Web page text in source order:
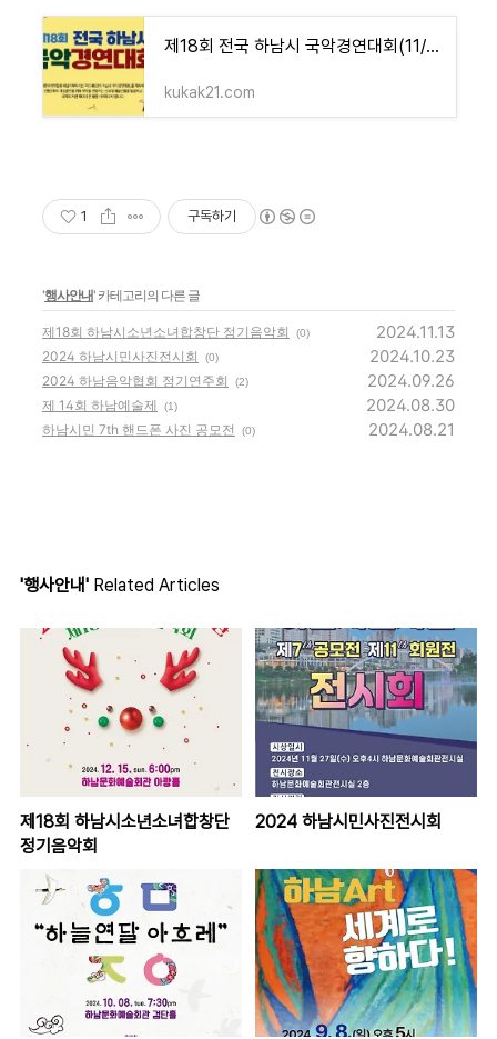
제18회 전국 하남시 국악경연대회(11/03)
kukak21.com
1 구독하기
'행사안내' 카테고리의 다른 글
제18회 하남시소년소녀합창단 정기음악회 (0) 2024.11.13
2024 하남시민사진전시회 (0) 2024.10.23
2024 하남음악협회 정기연주회 (2) 2024.09.26
제 14회 하남예술제 (1) 2024.08.30
하남시민 7th 핸드폰 사진 공모전 (0) 2024.08.21
'행사안내' Related Articles
제18회 하남시소년소녀합창단
정기음악회
2024 하남시민사진전시회